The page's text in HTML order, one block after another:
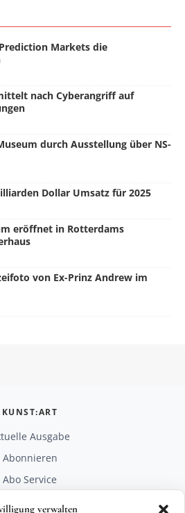
verwalten
Markets die
nach Cyberangriff auf
durch Ausstellung über NS-
Dollar Umsatz für 2025
eröffnet in Rotterdams
von Ex-Prinz Andrew im
KUNST:ART
Ausgabe
Abonnieren
Abo Service